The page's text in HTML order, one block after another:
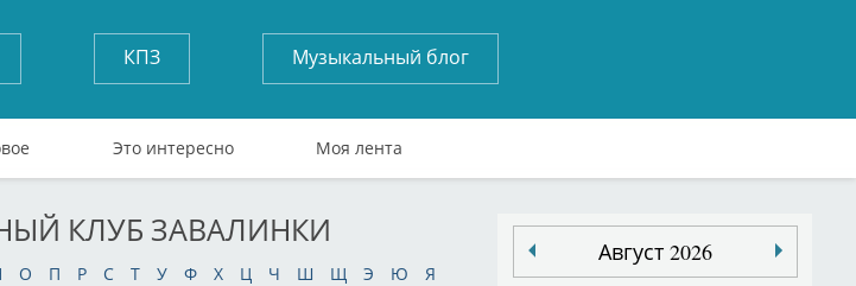
КПЗ Музыкальный блог
Это интересно Моя лента
КЛУБ ЗАВАЛИНКИ
О П Р С Т У Ф Х Ц Ч Ш Щ Э Ю
Я
Август 2026